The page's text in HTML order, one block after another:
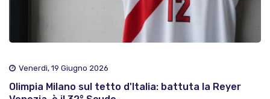
Venerdì, 19 Giugno 2026
Olimpia Milano sul tetto d'Italia: battuta la Reyer